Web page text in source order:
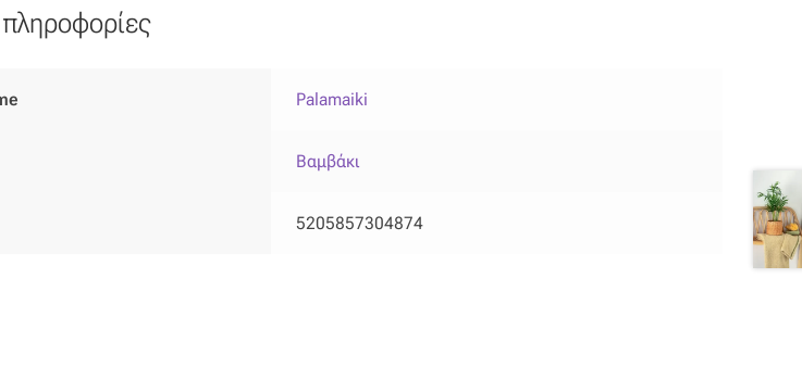
πληροφορίες
Palamaiki
Βαμβάκι
5205857304874